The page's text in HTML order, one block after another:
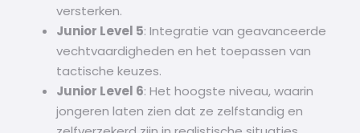
versterken.
Junior Level 5: Integratie van geavanceerde
vechtvaardigheden en het toepassen van
tactische keuzes.
Junior Level 6: Het hoogste niveau, waarin
jongeren laten zien dat ze zelfstandig en